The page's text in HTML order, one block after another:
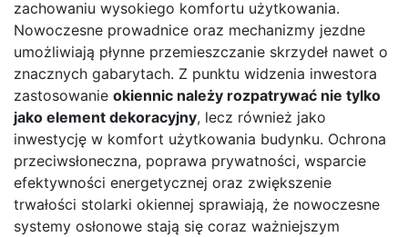
zachowaniu wysokiego komfortu użytkowania.
Nowoczesne prowadnice oraz mechanizmy jezdne
umożliwiają płynne przemieszczanie skrzydeł nawet o
znacznych gabarytach. Z punktu widzenia inwestora
zastosowanie okiennic należy rozpatrywać nie tylko
jako element dekoracyjny, lecz również jako
inwestycję w komfort użytkowania budynku. Ochrona
przeciwsłoneczna, poprawa prywatności, wsparcie
efektywności energetycznej oraz zwiększenie
trwałości stolarki okiennej sprawiają, że nowoczesne
systemy osłonowe stają się coraz ważniejszym